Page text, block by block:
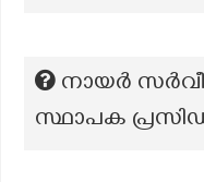
നായർ
സ്ഥാപക